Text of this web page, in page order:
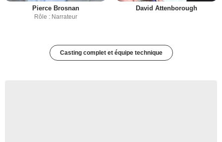
Pierce Brosnan
Rôle : Narrateur
David Attenborough
Casting complet et équipe technique